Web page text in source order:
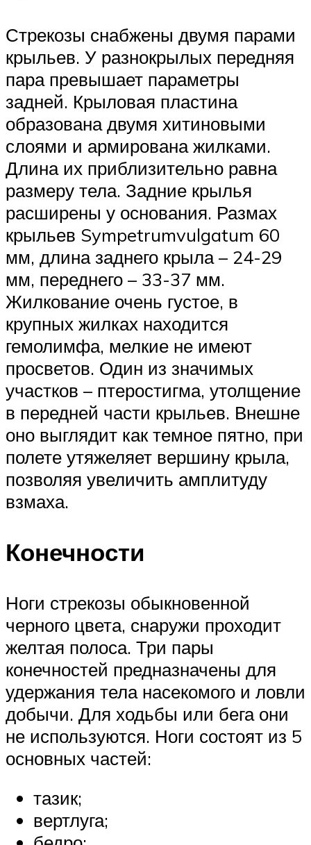
Стрекозы снабжены двумя парами
крыльев. У разнокрылых передняя
пара превышает параметры
задней. Крыловая пластина
образована двумя хитиновыми
слоями и армирована жилками.
Длина их приблизительно равна
размеру тела. Задние крылья
расширены у основания. Размах
крыльев Sympetrumvulgatum 60
мм, длина заднего крыла – 24-29
мм, переднего – 33-37 мм.
Жилкование очень густое, в
крупных жилках находится
гемолимфа, мелкие не имеют
просветов. Один из значимых
участков – птеростигма, утолщение
в передней части крыльев. Внешне
оно выглядит как темное пятно, при
полете утяжеляет вершину крыла,
позволяя увеличить амплитуду
взмаха.
Конечности
Ноги стрекозы обыкновенной
черного цвета, снаружи проходит
желтая полоса. Три пары
конечностей предназначены для
удержания тела насекомого и ловли
добычи. Для ходьбы или бега они
не используются. Ноги состоят из 5
основных частей:
тазик;
вертлуга;